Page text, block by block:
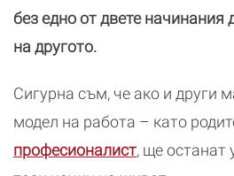
без едно от двете начинания
на другото.
Сигурна съм, че ако и други
модел на работа – като
професионалист, ще останат